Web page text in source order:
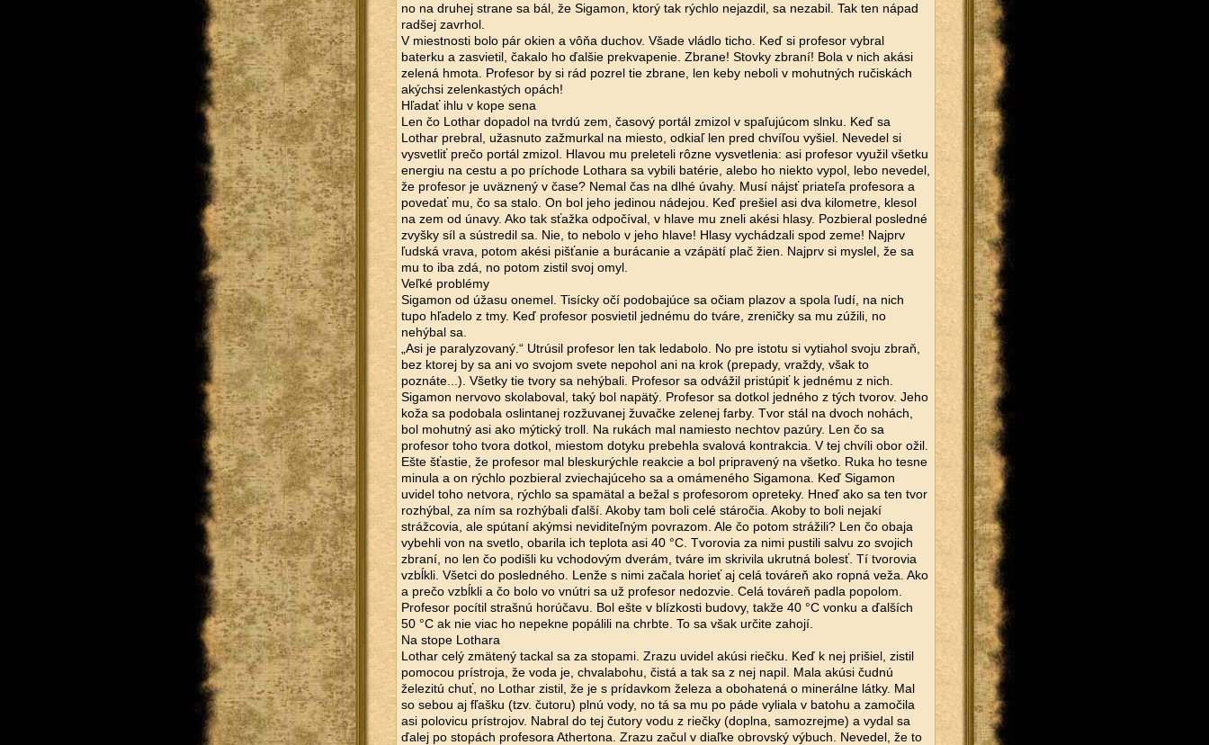
no na druhej strane sa bál, že Sigamon, ktorý tak rýchlo nejazdil, sa nezabil. Tak ten nápad
radšej zavrhol.
V miestnosti bolo pár okien a vôňa duchov. Všade vládlo ticho. Keď si profesor vybral
baterku a zasvietil, čakalo ho ďalšie prekvapenie. Zbrane! Stovky zbraní! Bola v nich akási
zelená hmota. Profesor by si rád pozrel tie zbrane, len keby neboli v mohutných ručiskách
akýchsi zelenkastých opách!
Hľadať ihlu v kope sena
Len čo Lothar dopadol na tvrdú zem, časový portál zmizol v spaľujúcom slnku. Keď sa
Lothar prebral, užasnuto zažmurkal na miesto, odkiaľ len pred chvíľou vyšiel. Nevedel si
vysvetliť prečo portál zmizol. Hlavou mu preleteli rôzne vysvetlenia: asi profesor využil všetku
energiu na cestu a po príchode Lothara sa vybili batérie, alebo ho niekto vypol, lebo nevedel,
že profesor je uväznený v čase? Nemal čas na dlhé úvahy. Musí nájsť priateľa profesora a
povedať mu, čo sa stalo. On bol jeho jedinou nádejou. Keď prešiel asi dva kilometre, klesol
na zem od únavy. Ako tak sťažka odpočíval, v hlave mu zneli akési hlasy. Pozbieral posledné
zvyšky síl a sústredil sa. Nie, to nebolo v jeho hlave! Hlasy vychádzali spod zeme! Najprv
ľudská vrava, potom akési pišťanie a burácanie a vzápätí plač žien. Najprv si myslel, že sa
mu to iba zdá, no potom zistil svoj omyl.
Veľké problémy
Sigamon od úžasu onemel. Tisícky očí podobajúce sa očiam plazov a spola ľudí, na nich
tupo hľadelo z tmy. Keď profesor posvietil jednému do tváre, zreničky sa mu zúžili, no
nehýbal sa.
„Asi je paralyzovaný.“ Utrúsil profesor len tak ledabolo. No pre istotu si vytiahol svoju zbraň,
bez ktorej by sa ani vo svojom svete nepohol ani na krok (prepady, vraždy, však to
poznáte...). Všetky tie tvory sa nehýbali. Profesor sa odvážil pristúpiť k jednému z nich.
Sigamon nervovo skolaboval, taký bol napätý. Profesor sa dotkol jedného z tých tvorov. Jeho
koža sa podobala oslintanej rozžuvanej žuvačke zelenej farby. Tvor stál na dvoch nohách,
bol mohutný asi ako mýtický troll. Na rukách mal namiesto nechtov pazúry. Len čo sa
profesor toho tvora dotkol, miestom dotyku prebehla svalová kontrakcia. V tej chvíli obor ožil.
Ešte šťastie, že profesor mal bleskurýchle reakcie a bol pripravený na všetko. Ruka ho tesne
minula a on rýchlo pozbieral zviechajúceho sa a omámeného Sigamona. Keď Sigamon
uvidel toho netvora, rýchlo sa spamätal a bežal s profesorom opreteky. Hneď ako sa ten tvor
rozhýbal, za ním sa rozhýbali ďalší. Akoby tam boli celé stáročia. Akoby to boli nejakí
strážcovia, ale spútaní akýmsi neviditeľným povrazom. Ale čo potom strážili? Len čo obaja
vybehli von na svetlo, obarila ich teplota asi 40 °C. Tvorovia za nimi pustili salvu zo svojich
zbraní, no len čo podišli ku vchodovým dverám, tváre im skrivila ukrutná bolesť. Tí tvorovia
vzbĺkli. Všetci do posledného. Lenže s nimi začala horieť aj celá továreň ako ropná veža. Ako
a prečo vzbĺkli a čo bolo vo vnútri sa už profesor nedozvie. Celá továreň padla popolom.
Profesor pocítil strašnú horúčavu. Bol ešte v blízkosti budovy, takže 40 °C vonku a ďalších
50 °C ak nie viac ho nepekne popálili na chrbte. To sa však určite zahojí.
Na stope Lothara
Lothar celý zmätený tackal sa za stopami. Zrazu uvidel akúsi riečku. Keď k nej prišiel, zistil
pomocou prístroja, že voda je, chvalabohu, čistá a tak sa z nej napil. Mala akúsi čudnú
železitú chuť, no Lothar zistil, že je s prídavkom železa a obohatená o minerálne látky. Mal
so sebou aj fľašku (tzv. čutoru) plnú vody, no tá sa mu po páde vyliala v batohu a zamočila
asi polovicu prístrojov. Nabral do tej čutory vodu z riečky (doplna, samozrejme) a vydal sa
ďalej po stopách profesora Athertona. Zrazu začul v diaľke obrovský výbuch. Nevedel, že to